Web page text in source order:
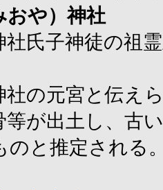
おや）神社
氏子神徒の祖
の元宮と伝え
等が出土し、古
のと推定される